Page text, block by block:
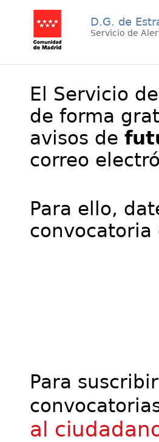
D.G. de
Servicio de
El Servicio
de forma
avisos de
correo
Para ello,
convocatoria
Para
al